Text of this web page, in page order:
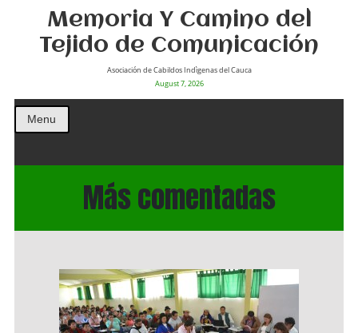
Memoria Y Camino del
Tejido de Comunicación
Asociación de Cabildos Indìgenas del Cauca
August 7, 2026
Menu
Más comentadas